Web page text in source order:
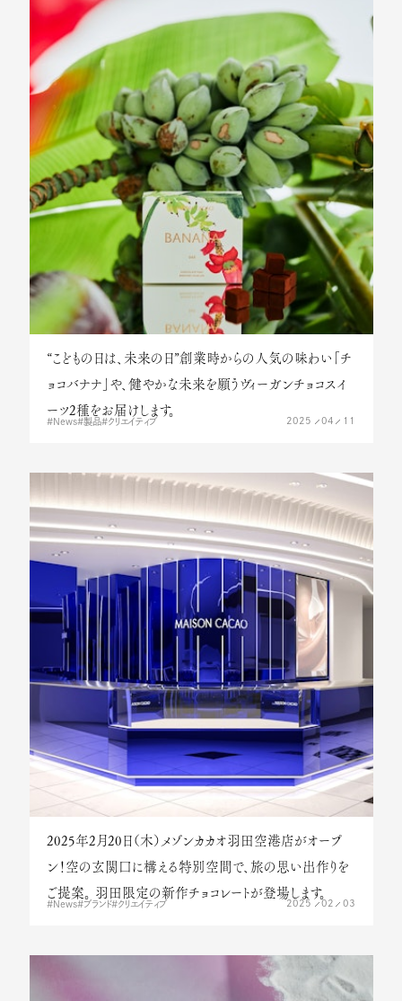
五つの哲学
RECRUIT
ONLINE SHOP
“こどもの日は、未来の日”創業時からの人気の味わい「チ
ョコバナナ」や、健やかな未来を願うヴィーガンチョコスイ
ーツ2種をお届けします。
2025 04 11
News 製品 クリエイティブ
2025年2月20日（木）メゾンカカオ羽田空港店がオープ
ン！空の玄関口に構える特別空間で、旅の思い出作りを
ご提案。 羽田限定の新作チョコレートが登場します。
2025 02 03
News ブランド クリエイティブ